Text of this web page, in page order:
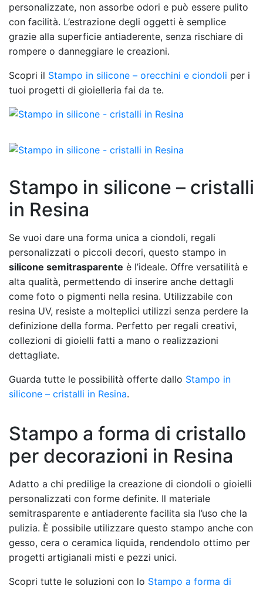
personalizzate, non assorbe odori e può essere pulito
con facilità. L’estrazione degli oggetti è semplice
grazie alla superficie antiaderente, senza rischiare di
rompere o danneggiare le creazioni.
Scopri il Stampo in silicone – orecchini e ciondoli per i
tuoi progetti di gioielleria fai da te.
Stampo in silicone – cristalli
in Resina
Se vuoi dare una forma unica a ciondoli, regali
personalizzati o piccoli decori, questo stampo in
silicone semitrasparente è l’ideale. Offre versatilità e
alta qualità, permettendo di inserire anche dettagli
come foto o pigmenti nella resina. Utilizzabile con
resina UV, resiste a molteplici utilizzi senza perdere la
definizione della forma. Perfetto per regali creativi,
collezioni di gioielli fatti a mano o realizzazioni
dettagliate.
Guarda tutte le possibilità offerte dallo Stampo in
silicone – cristalli in Resina.
Stampo a forma di cristallo
per decorazioni in Resina
Adatto a chi predilige la creazione di ciondoli o gioielli
personalizzati con forme definite. Il materiale
semitrasparente e antiaderente facilita sia l’uso che la
pulizia. È possibile utilizzare questo stampo anche con
gesso, cera o ceramica liquida, rendendolo ottimo per
progetti artigianali misti e pezzi unici.
Scopri tutte le soluzioni con lo Stampo a forma di